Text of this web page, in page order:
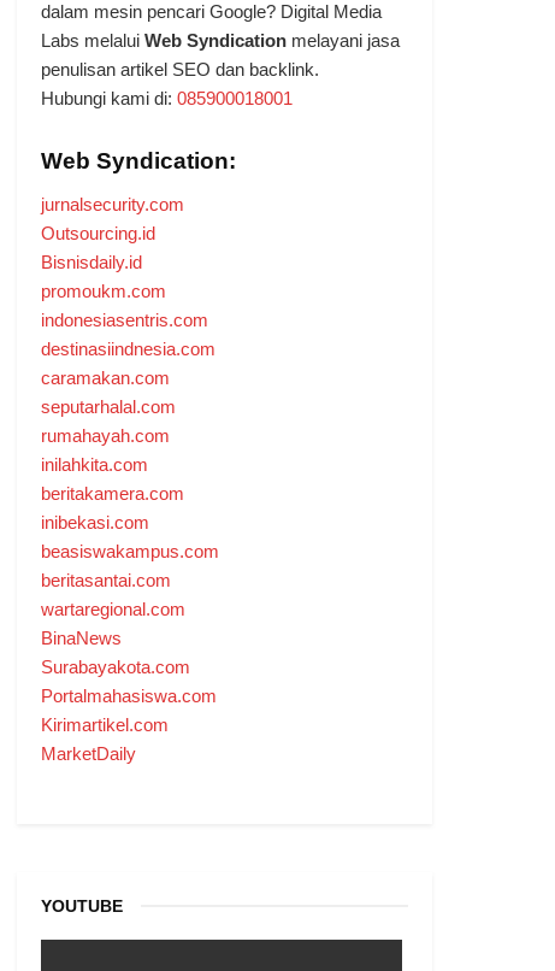
dalam mesin pencari Google? Digital Media
Labs melalui Web Syndication melayani jasa
penulisan artikel SEO dan backlink.
Hubungi kami di: 085900018001
Web Syndication:
jurnalsecurity.com
Outsourcing.id
Bisnisdaily.id
promoukm.com
indonesiasentris.com
destinasiindnesia.com
caramakan.com
seputarhalal.com
rumahayah.com
inilahkita.com
beritakamera.com
inibekasi.com
beasiswakampus.com
beritasantai.com
wartaregional.com
BinaNews
Surabayakota.com
Portalmahasiswa.com
Kirimartikel.com
MarketDaily
YOUTUBE